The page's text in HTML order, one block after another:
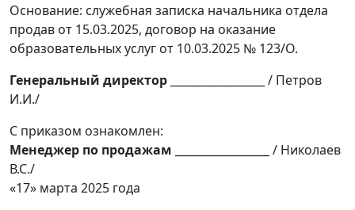
Основание: служебная записка начальника отдела
продав от 15.03.2025, договор на оказание
образовательных услуг от 10.03.2025 № 123/О.
Генеральный директор _________________ / Петров
И.И./
С приказом ознакомлен:
Менеджер по продажам _________________ / Николаев
В.С./
«17» марта 2025 года